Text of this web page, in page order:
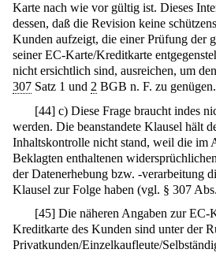
Karte nach wie vor gültig ist. Dieses
dessen, daß die Revision keine
Kunden aufzeigt, die einer Prüfung der
seiner EC-Karte/Kreditkarte
nicht ersichtlich sind, ausreichen, um
307 Satz 1 und 2 BGB n. F. zu genügen.
[44] c) Diese Frage braucht indes
werden. Die beanstandete Klausel hält
Inhaltskontrolle nicht stand, weil die im
Beklagten enthaltenen
der Datenerhebung bzw. -verarbeitung
Klausel zur Folge haben (vgl. § 307
[45] Die näheren Angaben zur EC-
Kreditkarte des Kunden sind unter der
Privatkunden/Einzelkaufleute/